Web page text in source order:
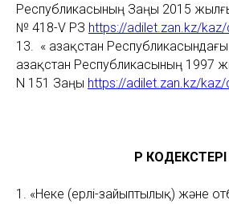
Республикасының Заңы 2015
№ 418-V ҚРЗ https://adilet.zan.kz/
13. « Қазақстан
Қазақстан Республикасының 1997
N 151 Заңы https://adilet.zan.kz/kaz/
ҚР КОДЕКСТЕРІ
1. «Неке (ерлі-зайыптылық) және